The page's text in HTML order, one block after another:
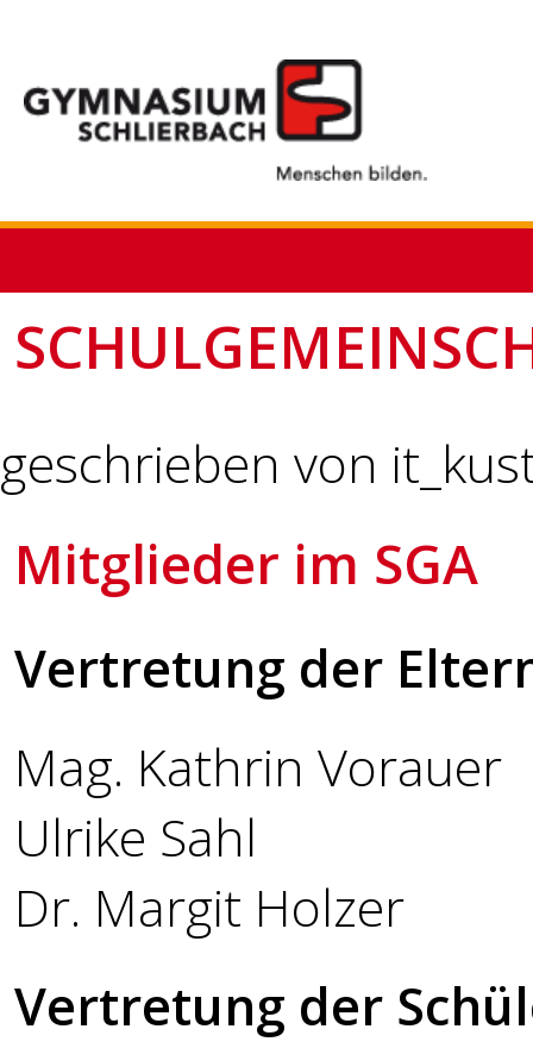
geschrieben von
Mitglieder im SGA
Vertretung der
Mag. Kathrin Vorauer
Ulrike Sahl
Dr. Margit Holzer
Vertretung der